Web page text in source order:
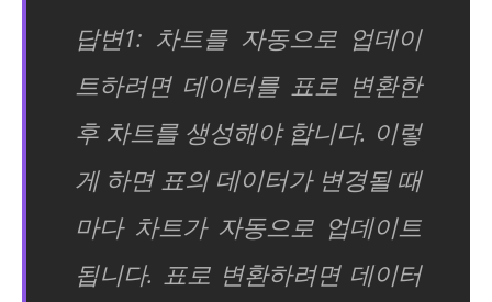
답변1: 차트를 자동으로 업데이
트하려면 데이터를 표로 변환한
후 차트를 생성해야 합니다. 이렇
게 하면 표의 데이터가 변경될 때
마다 차트가 자동으로 업데이트
됩니다. 표로 변환하려면 데이터